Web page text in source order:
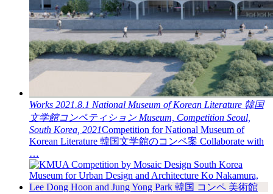
Works 2021.8.1 National Museum of Korean Literature 韓国
文学館コンペティション Museum, Competition Seoul,
South Korea, 2021Competition for National Museum of
Korean Literature 韓国文学館のコンペ案 Collaborate with
…